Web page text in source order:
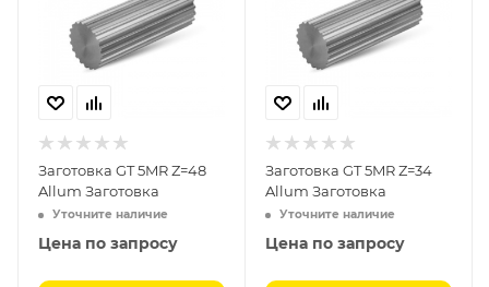
Заготовка GT 5MR Z=48
Allum Заготовка
Уточните наличие
Цена по запросу
Заготовка GT 5MR Z=34
Allum Заготовка
Уточните наличие
Цена по запросу